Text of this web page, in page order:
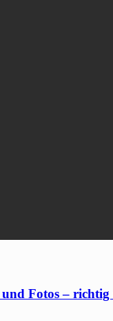
Fotos – richtig